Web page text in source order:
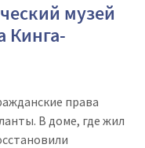
музей
Кинга-
права
В доме, где жил